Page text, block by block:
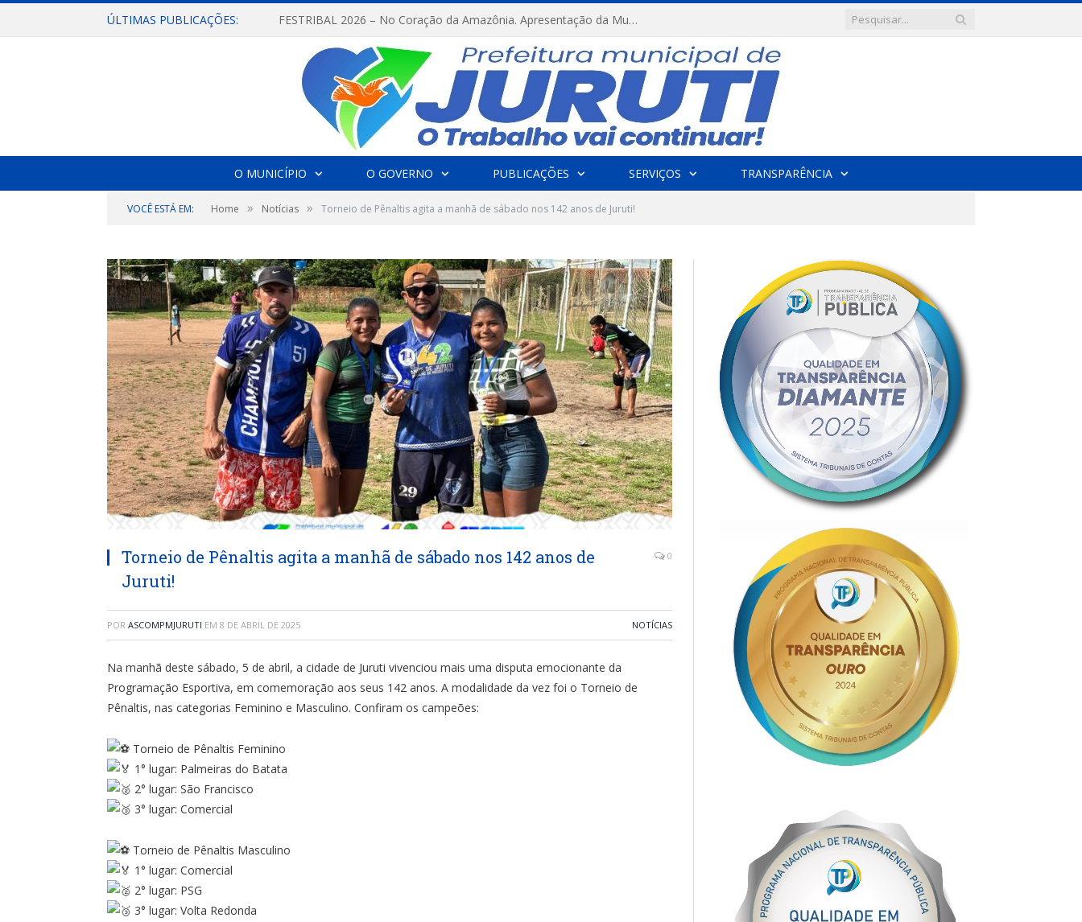
ÚLTIMAS PUBLICAÇÕES: FESTRIBAL 2026 – No Coração da Amazônia. Apresentação da Munduruku.
O MUNICÍPIO O GOVERNO PUBLICAÇÕES SERVIÇOS TRANSPARÊNCIA
VOCÊ ESTÁ EM: Home » Notícias » Torneio de Pênaltis agita a manhã de sábado nos 142 anos de Juruti!
Torneio de Pênaltis agita a manhã de sábado nos 142 anos de
Juruti!
0
POR ASCOMPMJURUTI EM 8 DE ABRIL DE 2025 NOTÍCIAS
Na manhã deste sábado, 5 de abril, a cidade de Juruti vivenciou mais uma disputa emocionante da
Programação Esportiva, em comemoração aos seus 142 anos. A modalidade da vez foi o Torneio de
Pênaltis, nas categorias Feminino e Masculino. Confiram os campeões:
Torneio de Pênaltis Feminino
1° lugar: Palmeiras do Batata
2° lugar: São Francisco
3° lugar: Comercial
Torneio de Pênaltis Masculino
1° lugar: Comercial
2° lugar: PSG
3° lugar: Volta Redonda